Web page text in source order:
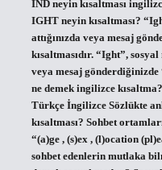
IND neyin kısaltması
IGHT neyin kısaltması?
attığınızda veya mesaj
kısaltmasıdır. “Ight”,
veya mesaj gönderdiğinizde
ne demek ingilizce
Türkçe İngilizce Sözlükte
kısaltması? Sohbet
“(a)ge , (s)ex , (l)ocation
sohbet edenlerin mutlaka